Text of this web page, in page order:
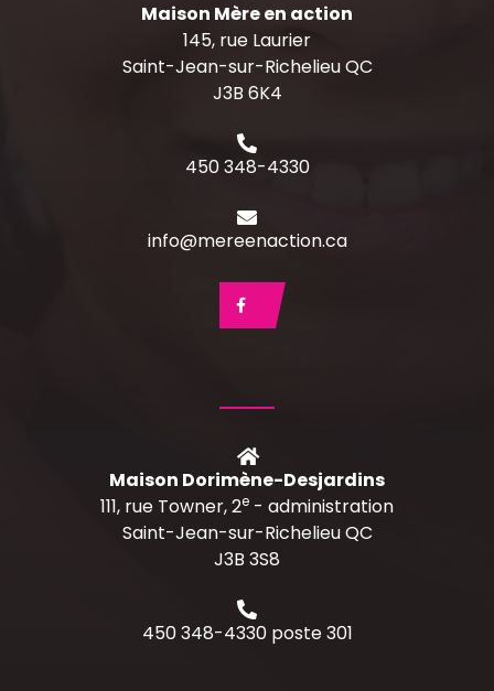
Maison Mère en action
145, rue Laurier
Saint-Jean-sur-Richelieu QC
J3B 6K4
450 348-4330
info@mereenaction.ca
Maison Dorimène-Desjardins
111, rue Towner, 2e - administration
Saint-Jean-sur-Richelieu QC
J3B 3S8
450 348-4330 poste 301